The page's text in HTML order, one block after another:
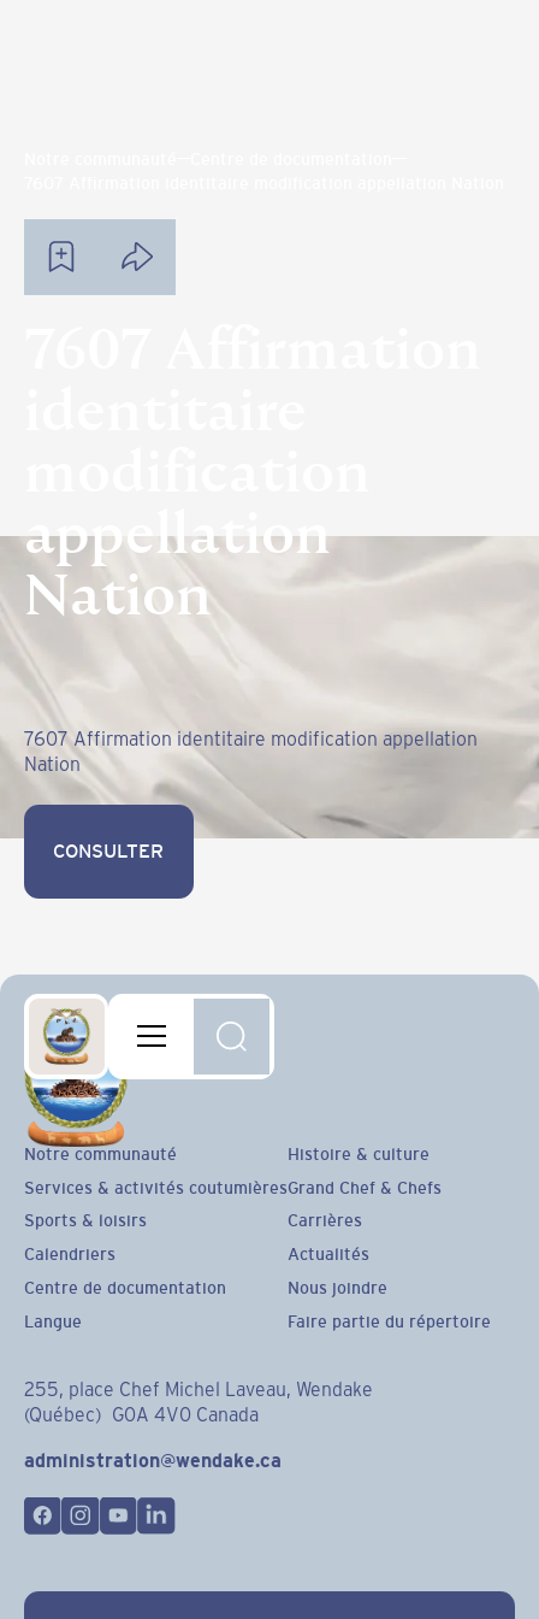
appellation
Nation
7607 Affirmation identitaire modification appellation
Nation
CONSULTER
CONSULTER
255, place Chef Michel Laveau, Wendake
(Québec) G0A 4V0 Canada
administration@wendake.ca
Notre communauté
Services & activités coutumières
Sports & loisirs
Calendriers
Centre de documentation
Langue
Histoire & culture
Grand Chef & Chefs
Carrières
Actualités
Nous joindre
Faire partie du répertoire